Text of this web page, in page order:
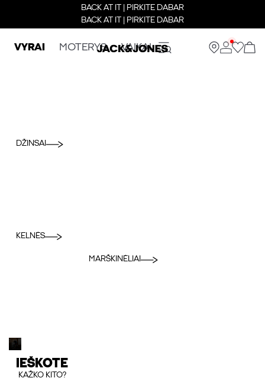
BACK AT IT | PIRKITE DABAR
BACK AT IT | PIRKITE DABAR
VYRAI MOTERYS VAIKAI
DŽINSAI
KELNĖS
MARŠKINĖLIAI
IEŠKOTE
KAŽKO KITO?